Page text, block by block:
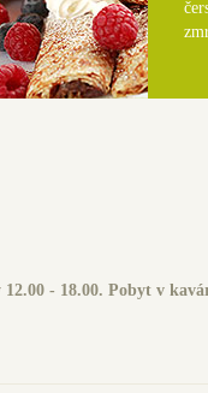
- 18.00. Pobyt v